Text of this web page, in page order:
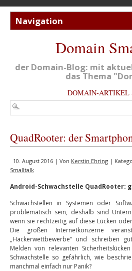
Domain
der Domain-Blog: mit
das Thema
DOMAIN-ARTIKEL
QuadRooter: der
10. August 2016 | Von Kerstin Ehring |
Smalltalk
Android-Schwachstelle QuadRooter:
Schwachstellen in Systemen oder
problematisch sein, deshalb sind
wenn sie rechtzeitig auf diese Lücken
Die großen Internetkonzerne
„Hackerwettbewerbe“ und schreiben
Melden von relevanten
Schwachstelle so gefährlich, wie
manchmal einfach nur Panik?